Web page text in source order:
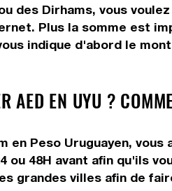
des Dirhams, vous
Plus la somme est
indique d'abord le
AED EN UYU ?
en Peso Uruguayen,
ou 48H avant afin qu'ils
grandes villes afin de